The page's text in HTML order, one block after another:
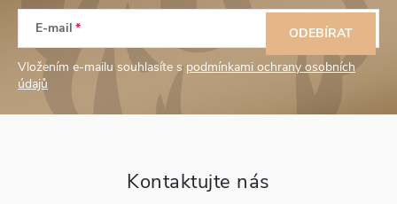
p
E-mail
Vložením e-mailu souhlasíte s podmínkami ochrany osobních
údajů
ODEBÍRAT